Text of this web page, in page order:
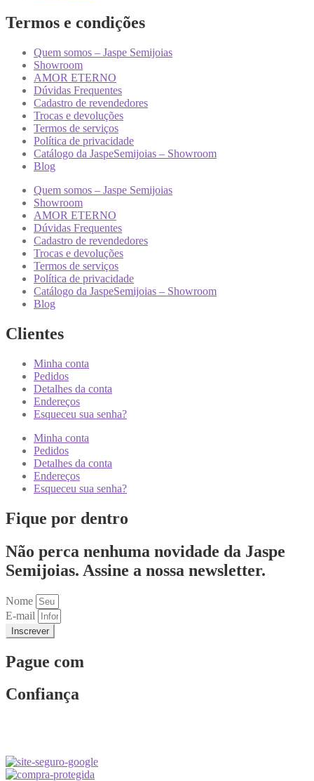
Termos e condições
Quem somos – Jaspe Semijoias
Showroom
AMOR ETERNO
Dúvidas Frequentes
Cadastro de revendedores
Trocas e devoluções
Termos de serviços
Política de privacidade
Catálogo da JaspeSemijoias – Showroom
Blog
Quem somos – Jaspe Semijoias
Showroom
AMOR ETERNO
Dúvidas Frequentes
Cadastro de revendedores
Trocas e devoluções
Termos de serviços
Política de privacidade
Catálogo da JaspeSemijoias – Showroom
Blog
Clientes
Minha conta
Pedidos
Detalhes da conta
Endereços
Esqueceu sua senha?
Minha conta
Pedidos
Detalhes da conta
Endereços
Esqueceu sua senha?
Fique por dentro
Não perca nenhuma novidade da Jaspe
Semijoias. Assine a nossa newsletter.
Nome
E-mail
Inscrever
Pague com
Confiança